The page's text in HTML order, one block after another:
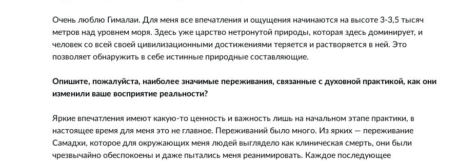
Очень люблю Гималаи. Для меня все впечатления и ощущения начинаются на высоте 3-3,5 тысяч
метров над уровнем моря. Здесь уже царство нетронутой природы, которая здесь доминирует, и
человек со всей своей цивилизационными достижениями теряется и растворяется в ней. Это
позволяет обнаружить в себе истинные природные составляющие.
Опишите, пожалуйста, наиболее значимые переживания, связанные с духовной практикой, как они
изменили ваше восприятие реальности?
Яркие впечатления имеют какую-то ценность и важность лишь на начальном этапе практики, в
настоящее время для меня это не главное. Переживаний было много. Из ярких — переживание
Самадхи, которое для окружающих меня людей выглядело как клиническая смерть, они были
чрезвычайно обеспокоены и даже пытались меня реанимировать. Каждое последующее